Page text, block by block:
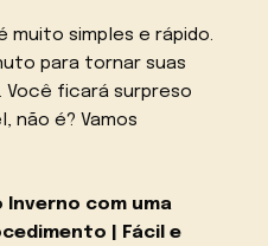
muito simples e rápido.
para tornar suas
Você ficará surpreso
não é? Vamos
Inverno com uma
| Fácil e